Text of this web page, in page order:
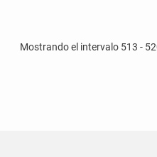
Mostrando el intervalo 513 -